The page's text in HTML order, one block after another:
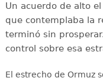
Un acuerdo de alto
que contemplaba la
terminó sin
control sobre esa
El estrecho de Ormuz